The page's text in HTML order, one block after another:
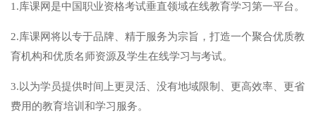
1.库课网是中国职业资格考试垂直领域在线教育学习第一平台。
2.库课网将以专于品牌、精于服务为宗旨，打造一个聚合优质教
育机构和优质名师资源及学生在线学习与考试。
3.以为学员提供时间上更灵活、没有地域限制、更高效率、更省
费用的教育培训和学习服务。